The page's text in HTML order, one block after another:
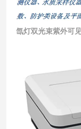
氙灯双光束紫外可